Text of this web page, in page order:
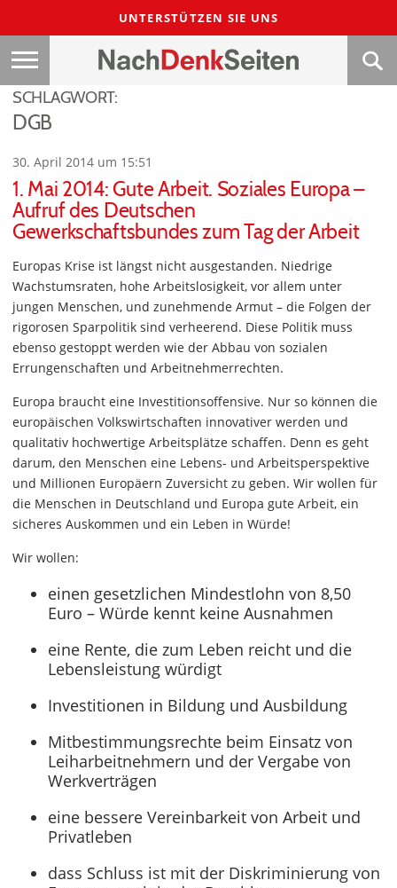
UNTERSTÜTZEN SIE UNS
SCHLAGWORT:
DGB
30. April 2014 um 15:51
1. Mai 2014: Gute Arbeit. Soziales Europa –
Aufruf des Deutschen
Gewerkschaftsbundes zum Tag der Arbeit
Europas Krise ist längst nicht ausgestanden. Niedrige
Wachstumsraten, hohe Arbeitslosigkeit, vor allem unter
jungen Menschen, und zunehmende Armut – die Folgen der
rigorosen Sparpolitik sind verheerend. Diese Politik muss
ebenso gestoppt werden wie der Abbau von sozialen
Errungenschaften und Arbeitnehmerrechten.
Europa braucht eine Investitionsoffensive. Nur so können die
europäischen Volkswirtschaften innovativer werden und
qualitativ hochwertige Arbeitsplätze schaffen. Denn es geht
darum, den Menschen eine Lebens- und Arbeitsperspektive
und Millionen Europäern Zuversicht zu geben. Wir wollen für
die Menschen in Deutschland und Europa gute Arbeit, ein
sicheres Auskommen und ein Leben in Würde!
Wir wollen:
einen gesetzlichen Mindestlohn von 8,50
Euro – Würde kennt keine Ausnahmen
eine Rente, die zum Leben reicht und die
Lebensleistung würdigt
Investitionen in Bildung und Ausbildung
Mitbestimmungsrechte beim Einsatz von
Leiharbeitnehmern und der Vergabe von
Werkverträgen
eine bessere Vereinbarkeit von Arbeit und
Privatleben
dass Schluss ist mit der Diskriminierung von